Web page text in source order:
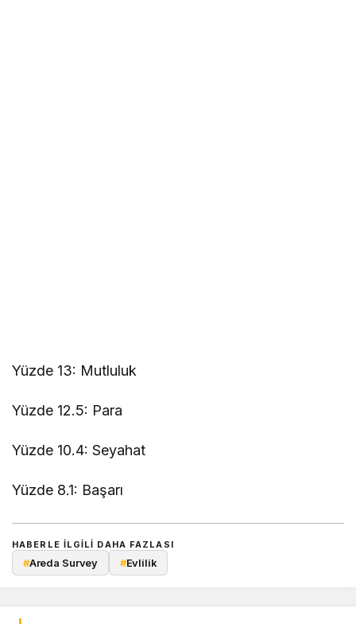
Yüzde 13: Mutluluk
Yüzde 12.5: Para
Yüzde 10.4: Seyahat
Yüzde 8.1: Başarı
HABERLE ILGILI DAHA FAZLASI
#Areda Survey #Evlilik